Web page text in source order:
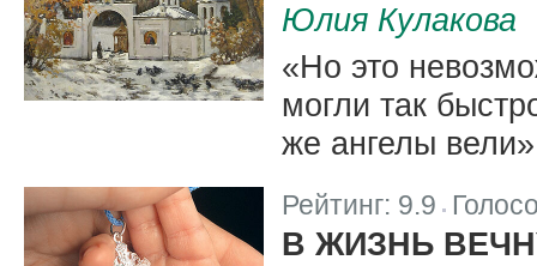
Юлия Кулакова
«Но это
могли так
же ангелы
Рейтинг: 9.9
В ЖИЗНЬ